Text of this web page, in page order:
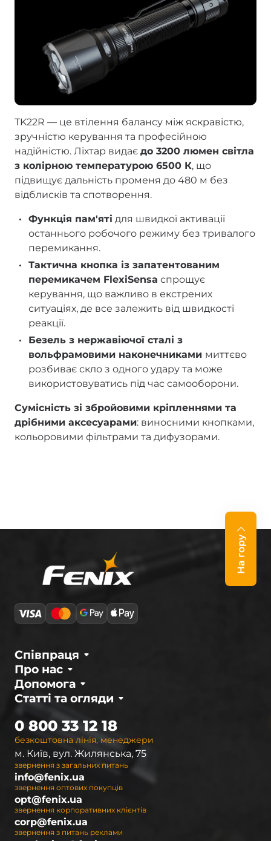
TK22R — це втілення балансу між яскравістю,
зручністю керування та професійною
надійністю. Ліхтар видає до 3200 люмен світла
з колірною температурою 6500 К, що
підвищує дальність променя до 480 м без
відблисків та спотворення.
Функція пам'яті для швидкої активації
останнього робочого режиму без тривалого
перемикання.
Тактична кнопка із запатентованим
перемикачем FlexiSensa спрощує
керування, що важливо в екстрених
ситуаціях, де все залежить від швидкості
реакції.
Безель з нержавіючої сталі з
вольфрамовими наконечниками миттєво
розбиває скло з одного удару та може
використовуватись під час самооборони.
Сумісність зі збройовими кріпленнями та
дрібними аксесуарами: виносними кнопками,
кольоровими фільтрами та дифузорами.
На гору
Про нас
Співпраця
Статті та огляди
Допомога
безкоштовна лінія, менеджери
0 800 33 12 18
м. Київ, вул. Жилянська, 75
звернення з загальних питань
info@fenix.ua
звернення оптових покупців
opt@fenix.ua
звернення корпоративних клієнтів
corp@fenix.ua
звернення з питань реклами